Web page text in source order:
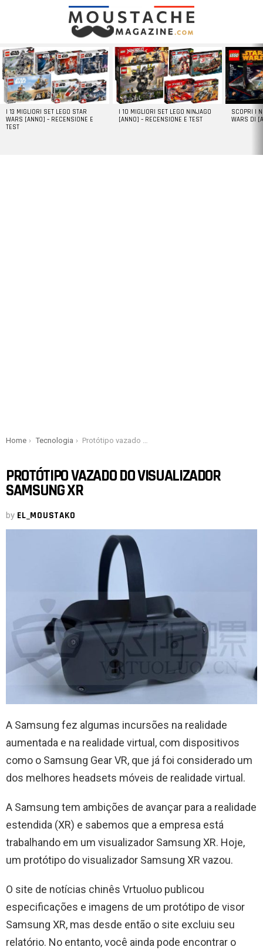
LATEST
STORIES
I 13 MIGLIORI SET LEGO STAR
WARS [ANNO] – RECENSIONE E
TEST
I 10 MIGLIORI SET LEGO NINJAGO
[ANNO] – RECENSIONE E TEST
SCOPRI I
WARS DI
You are here:
Home Tecnologia Protótipo vazado do visualizador Samsung XR
PROTÓTIPO VAZADO DO VISUALIZADOR
SAMSUNG XR
by EL_MOUSTAKO
A Samsung fez algumas incursões na realidade
aumentada e na realidade virtual, com dispositivos
como o Samsung Gear VR, que já foi considerado um
dos melhores headsets móveis de realidade virtual.
A Samsung tem ambições de avançar para a realidade
estendida (XR) e sabemos que a empresa está
trabalhando em um visualizador Samsung XR. Hoje,
um protótipo do visualizador Samsung XR vazou.
O site de notícias chinês Vrtuoluo publicou
especificações e imagens de um protótipo de visor
Samsung XR, mas desde então o site excluiu seu
relatório. No entanto, você ainda pode encontrar o